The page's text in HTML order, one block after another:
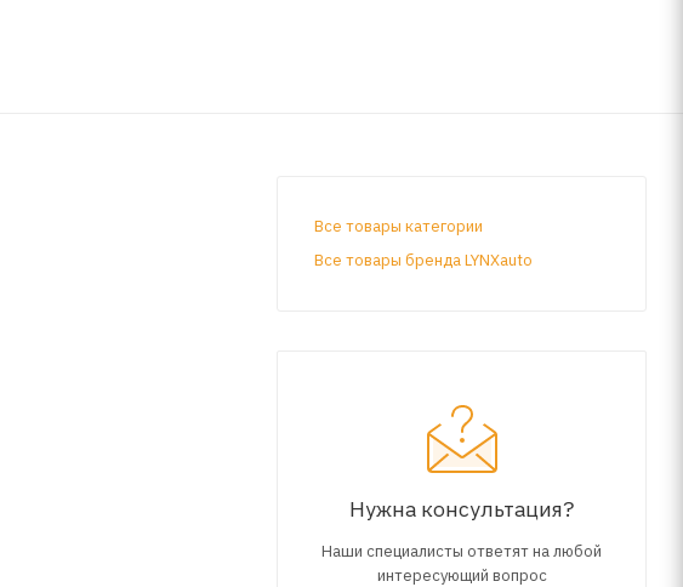
Все товары категории
Все товары бренда LYNXauto
Нужна консультация?
Наши специалисты ответят на любой
интересующий вопрос